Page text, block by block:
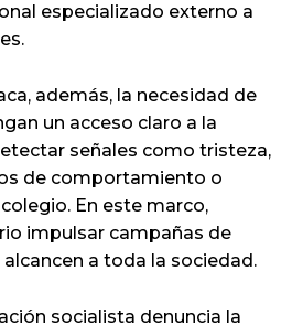
especializado externo a
además, la necesidad de
un acceso claro a la
señales como tristeza,
de comportamiento o
En este marco,
impulsar campañas de
a toda la sociedad.
socialista denuncia la